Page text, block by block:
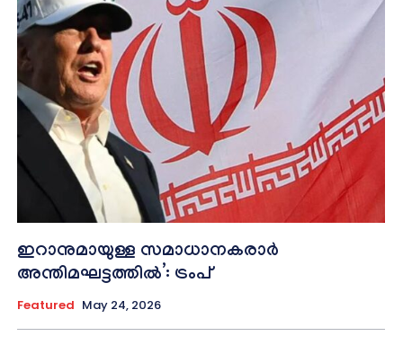
ഇറാനുമായുള്ള സമാധാനകരാർ
അന്തിമഘട്ടത്തിൽ‌’: ട്രംപ്
Featured May 24, 2026